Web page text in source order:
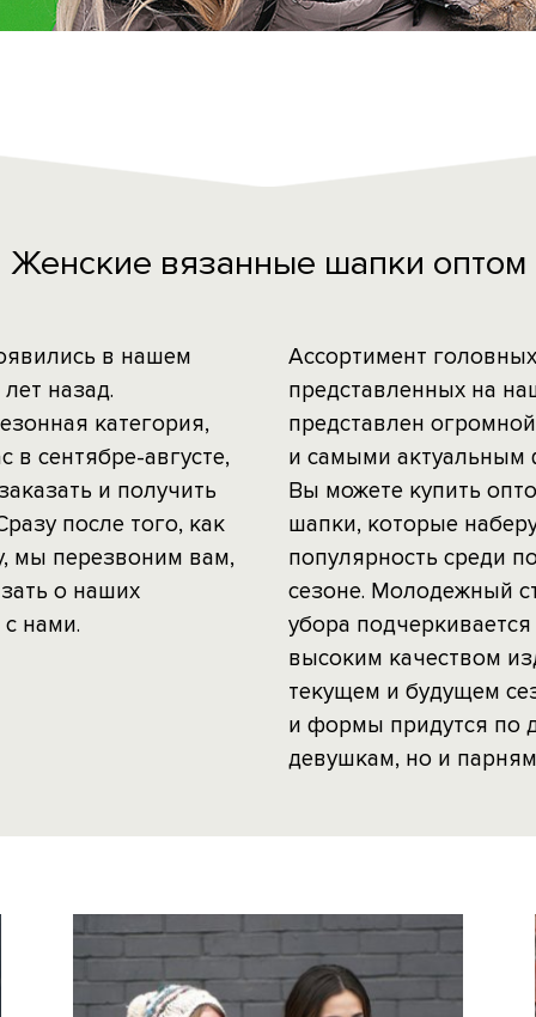
Женские вязанные шапки оптом
в нашем
назад.
категория,
в сентябре-августе,
и получить
после того, как
мы перезвоним вам,
о наших
нами.
Ассортимент
представленных на
представлен
и самыми
Вы можете купить
шапки, которые
популярность среди
сезоне. Молодежный
убора
высоким качеством
текущем и будущем
и формы придутся по
девушкам, но и